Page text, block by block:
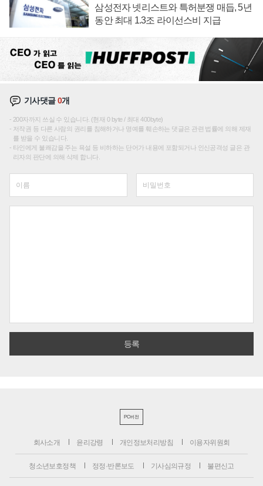
삼성전자 넷리스트와 특허분쟁 매듭, 5년
동안 최대 1.3조 라이선스비 지급
기사댓글0개
200자까지 쓰실 수 있습니다. (현재 0 byte / 최대 400byte)
저작권 등 다른 사람의 권리를 침해하거나 명예를 훼손하는 댓글은 관련 법률에 의해 제재
를 받을 수 있습니다.
타인에게 불쾌감을 주는 욕설 등 비하하는 단어가 내용에 포함되거나 인신공격성 글은 관
리자의 판단에 의해 삭제 합니다.
PC버전
회사소개 윤리강령 개인정보처리방침 이용자위원회
청소년보호정책 정정·반론보도 기사심의규정 불편신고